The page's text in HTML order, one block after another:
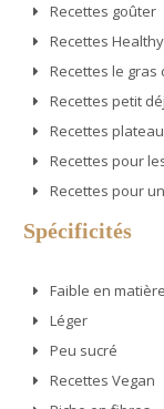
Recettes goûter
Recettes
Recettes le gras
Recettes petit
Recettes
Recettes pour
Recettes pour
Spécificités
Faible en
Léger
Peu sucré
Recettes Vegan